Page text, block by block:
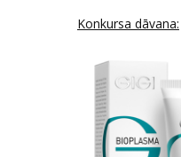
Konkursa dāvana: